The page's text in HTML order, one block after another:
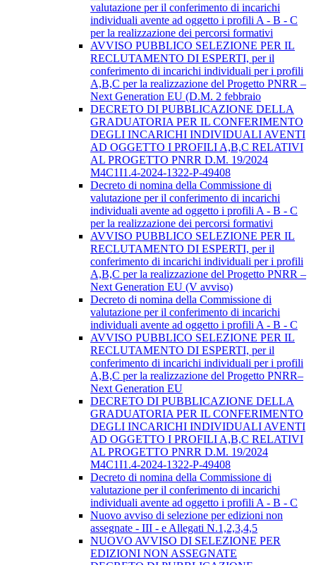
valutazione per il conferimento di incarichi
individuali avente ad oggetto i profili A - B - C
per la realizzazione dei percorsi formativi
AVVISO PUBBLICO SELEZIONE PER IL
RECLUTAMENTO DI ESPERTI, per il
conferimento di incarichi individuali per i profili
A,B,C per la realizzazione del Progetto PNRR –
Next Generation EU (D.M. 2 febbraio
DECRETO DI PUBBLICAZIONE DELLA
GRADUATORIA PER IL CONFERIMENTO
DEGLI INCARICHI INDIVIDUALI AVENTI
AD OGGETTO I PROFILI A,B,C RELATIVI
AL PROGETTO PNRR D.M. 19/2024
M4C1I1.4-2024-1322-P-49408
Decreto di nomina della Commissione di
valutazione per il conferimento di incarichi
individuali avente ad oggetto i profili A - B - C
per la realizzazione dei percorsi formativi
AVVISO PUBBLICO SELEZIONE PER IL
RECLUTAMENTO DI ESPERTI, per il
conferimento di incarichi individuali per i profili
A,B,C per la realizzazione del Progetto PNRR –
Next Generation EU (V avviso)
Decreto di nomina della Commissione di
valutazione per il conferimento di incarichi
individuali avente ad oggetto i profili A - B - C
AVVISO PUBBLICO SELEZIONE PER IL
RECLUTAMENTO DI ESPERTI, per il
conferimento di incarichi individuali per i profili
A,B,C per la realizzazione del Progetto PNRR–
Next Generation EU
DECRETO DI PUBBLICAZIONE DELLA
GRADUATORIA PER IL CONFERIMENTO
DEGLI INCARICHI INDIVIDUALI AVENTI
AD OGGETTO I PROFILI A,B,C RELATIVI
AL PROGETTO PNRR D.M. 19/2024
M4C1I1.4-2024-1322-P-49408
Decreto di nomina della Commissione di
valutazione per il conferimento di incarichi
individuali avente ad oggetto i profili A - B - C
Nuovo avviso di selezione per edizioni non
assegnate - III - e Allegati N.1,2,3,4,5
NUOVO AVVISO DI SELEZIONE PER
EDIZIONI NON ASSEGNATE